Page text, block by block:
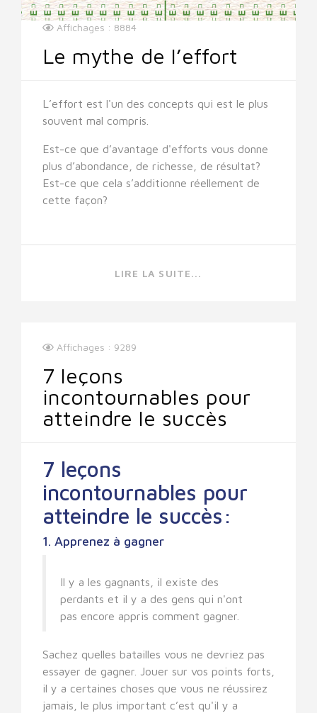
Affichages : 8884
Le mythe de l’effort
L’effort est l'un des concepts qui est le plus
souvent mal compris.
Est-ce que d’avantage d'efforts vous donne
plus d’abondance, de richesse, de résultat?
Est-ce que cela s’additionne réellement de
cette façon?
LIRE LA SUITE...
Affichages : 9289
7 leçons
incontournables pour
atteindre le succès
7 leçons
incontournables pour
atteindre le succès:
1. Apprenez à gagner
Il y a les gagnants, il existe des
perdants et il y a des gens qui n'ont
pas encore appris comment gagner.
Sachez quelles batailles vous ne devriez pas
essayer de gagner. Jouer sur vos points forts,
il y a certaines choses que vous ne réussirez
jamais, le plus important c’est qu'il y a